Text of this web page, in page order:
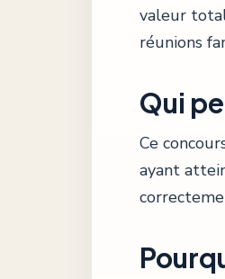
valeur
réunions
Qui
Ce
ayant